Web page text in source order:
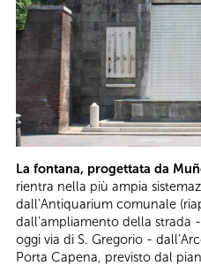
La fontana, progettata da
rientra nella più ampia
dall’Antiquarium comunale
dall’ampliamento della strada
oggi via di S. Gregorio -
Porta Capena, previsto dal